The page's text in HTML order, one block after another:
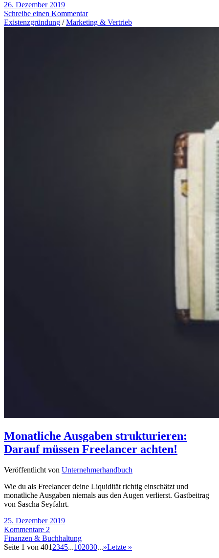
26. Dezember 2019
Schreibe einen Kommentar
Existenzgründung /Marketing & Vertrieb
Monatliche Ausgaben strukturieren:
Darauf müssen Freelancer achten!
Veröffentlicht von Unternehmerhandbuch
Wie du als Freelancer deine Liquidität richtig einschätzt und
monatliche Ausgaben niemals aus den Augen verlierst. Gastbeitrag
von Sascha Seyfahrt.
25. Dezember 2019
Kommentare 2
Finanzen & Buchhaltung
Seite 1 von 401 2345...102030...»Letzte »